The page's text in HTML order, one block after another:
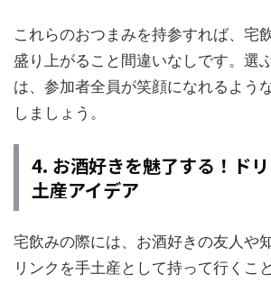
これらのおつまみを持参すれば、宅
盛り上がること間違いなしです。選
は、参加者全員が笑顔になれるよう
しましょう。
4. お酒好きを魅了する！ド
土産アイデア
宅飲みの際には、お酒好きの友人や
リンクを手土産として持って行くこ